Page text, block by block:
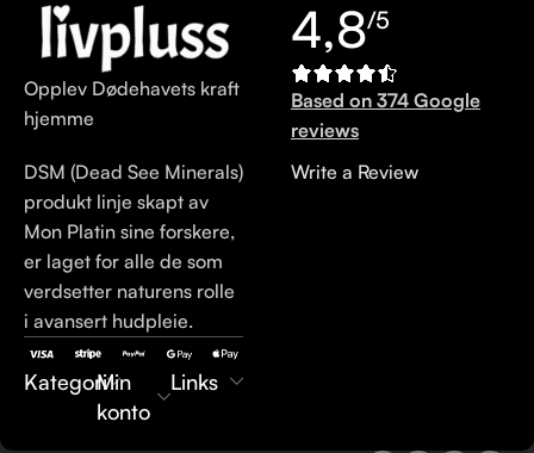
Opplev Dødehavets kraft
hjemme
DSM (Dead See Minerals)
produkt linje skapt av
Mon Platin sine forskere,
er laget for alle de som
verdsetter naturens rolle
i avansert hudpleie.
KategoriMin
konto
Links
4,8/5
Based on 374 Google
reviews
Write a Review